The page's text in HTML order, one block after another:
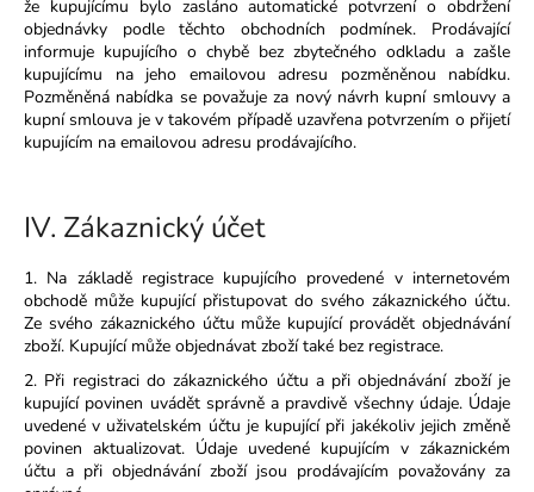
že kupujícímu bylo zasláno automatické potvrzení o obdržení
objednávky podle těchto obchodních podmínek. Prodávající
informuje kupujícího o chybě bez zbytečného odkladu a zašle
kupujícímu na jeho emailovou adresu pozměněnou nabídku.
Pozměněná nabídka se považuje za nový návrh kupní smlouvy a
kupní smlouva je v takovém případě uzavřena potvrzením o přijetí
kupujícím na emailovou adresu prodávajícího.
IV. Zákaznický účet
1. Na základě registrace kupujícího provedené v internetovém
obchodě může kupující přistupovat do svého zákaznického účtu.
Ze svého zákaznického účtu může kupující provádět objednávání
zboží. Kupující může objednávat zboží také bez registrace.
2. Při registraci do zákaznického účtu a při objednávání zboží je
kupující povinen uvádět správně a pravdivě všechny údaje. Údaje
uvedené v uživatelském účtu je kupující při jakékoliv jejich změně
povinen aktualizovat. Údaje uvedené kupujícím v zákaznickém
účtu a při objednávání zboží jsou prodávajícím považovány za